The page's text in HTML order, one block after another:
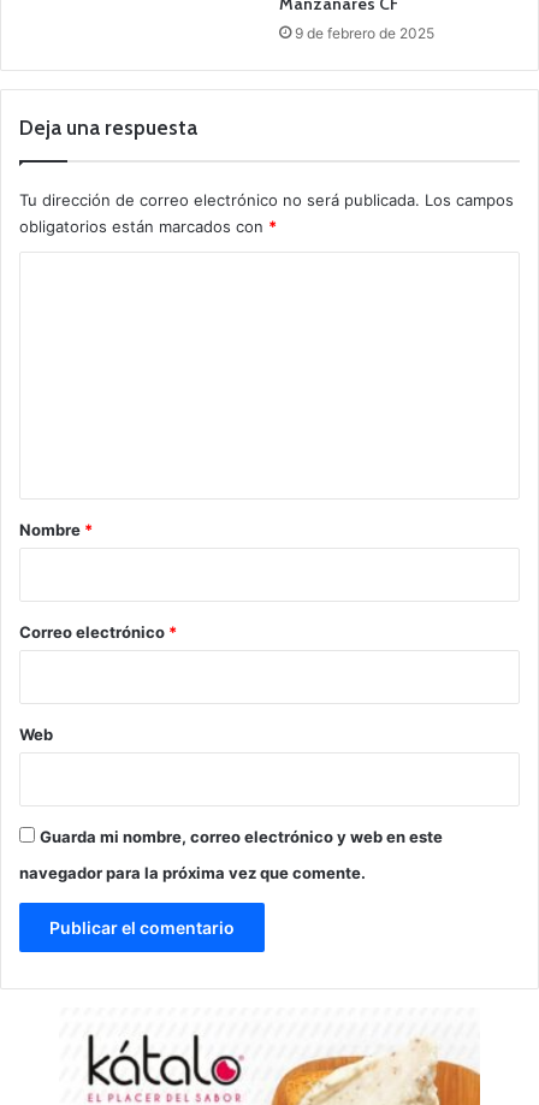
9 de febrero de 2025
Deja una respuesta
Tu dirección de correo electrónico no será publicada. Los campos
obligatorios están marcados con *
r
*
Nombre *
Correo electrónico *
Web
Guarda mi nombre, correo electrónico y web en este
navegador para la próxima vez que comente.